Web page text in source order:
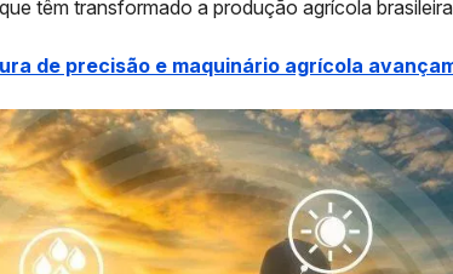
têm transformado a produção agrícola
de precisão e maquinário agrícola